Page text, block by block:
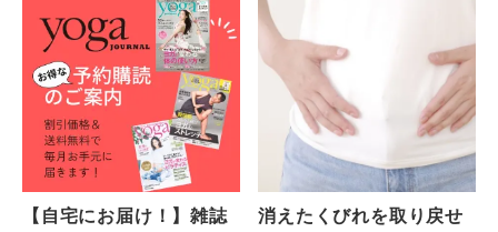
サ】
【自宅にお届け！】雑誌 消えたくびれを取り戻せ